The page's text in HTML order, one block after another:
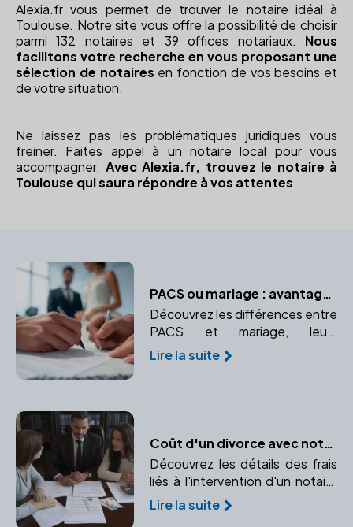
Alexia.fr vous permet de trouver le notaire idéal à
Toulouse. Notre site vous offre la possibilité de choisir
parmi 132 notaires et 39 offices notariaux. Nous
facilitons votre recherche en vous proposant une
sélection de notaires en fonction de vos besoins et
de votre situation.
Ne laissez pas les problématiques juridiques vous
freiner. Faites appel à un notaire local pour vous
accompagner. Avec Alexia.fr, trouvez le notaire à
Toulouse qui saura répondre à vos attentes.
PACS ou mariage : avantages et inconvénients
Découvrez les différences entre
PACS et mariage, leurs
avantages et inconvénients, et
pourquoi consulter un notaire
Lire la suite
Coût d'un divorce avec notaire : Décryptage
Découvrez les détails des frais
liés à l'intervention d'un notaire
en cas de divorce. Comprendre
les honoraires, frais
Lire la suite